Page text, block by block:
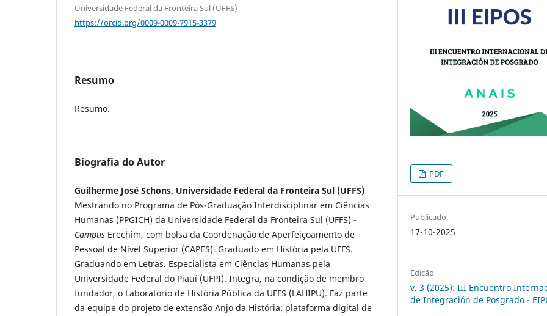
Universidade Federal da Fronteira Sul (UFFS)
https://orcid.org/0009-0009-7915-3379
Resumo
Resumo.
Biografia do Autor
Guilherme José Schons, Universidade Federal da Fronteira Sul (UFFS)
Mestrando no Programa de Pós-Graduação Interdisciplinar em Ciências
Humanas (PPGICH) da Universidade Federal da Fronteira Sul (UFFS) -
Campus Erechim, com bolsa da Coordenação de Aperfeiçoamento de
Pessoal de Nível Superior (CAPES). Graduado em História pela UFFS.
Graduando em Letras. Especialista em Ciências Humanas pela
Universidade Federal do Piauí (UFPI). Integra, na condição de membro
fundador, o Laboratório de História Pública da UFFS (LAHIPU). Faz parte
da equipe do projeto de extensão Anjo da História: plataforma digital de
PDF
Publicado
17-10-2025
Edição
v. 3 (2025): III Encuentro
de Integración de Posgrado -